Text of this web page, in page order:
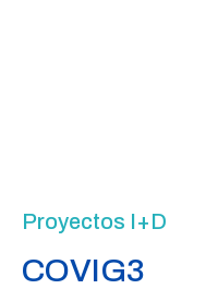
Proyectos I+D
COVIG3